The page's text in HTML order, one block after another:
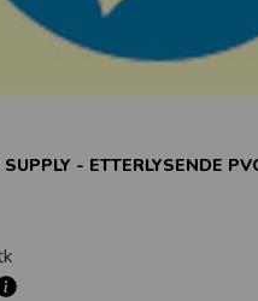
- ETTERLYSENDE